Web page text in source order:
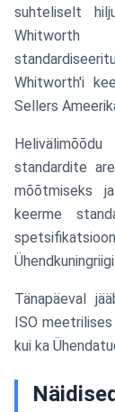
suhteliselt
Whitworth
Whitworth'i
Sellers
standardite
mõõtmiseks
keerme
Tänapäeval
ISO
kui ka